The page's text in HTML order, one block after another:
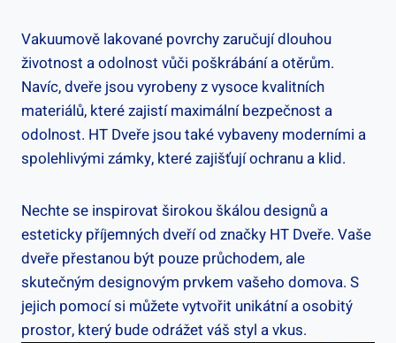
Vakuumově lakované povrchy zaručují dlouhou
životnost a odolnost vůči poškrábání a otěrům.
Navíc, dveře jsou vyrobeny z vysoce kvalitních
materiálů, které zajistí maximální bezpečnost a
odolnost. HT Dveře jsou také vybaveny moderními a
spolehlivými zámky, které zajišťují ochranu a klid.
Nechte se inspirovat širokou škálou designů a
esteticky příjemných dveří od značky HT Dveře. Vaše
dveře přestanou být pouze průchodem, ale
skutečným designovým prvkem vašeho domova. S
jejich pomocí si můžete vytvořit unikátní a osobitý
prostor, který bude odrážet váš styl a vkus.